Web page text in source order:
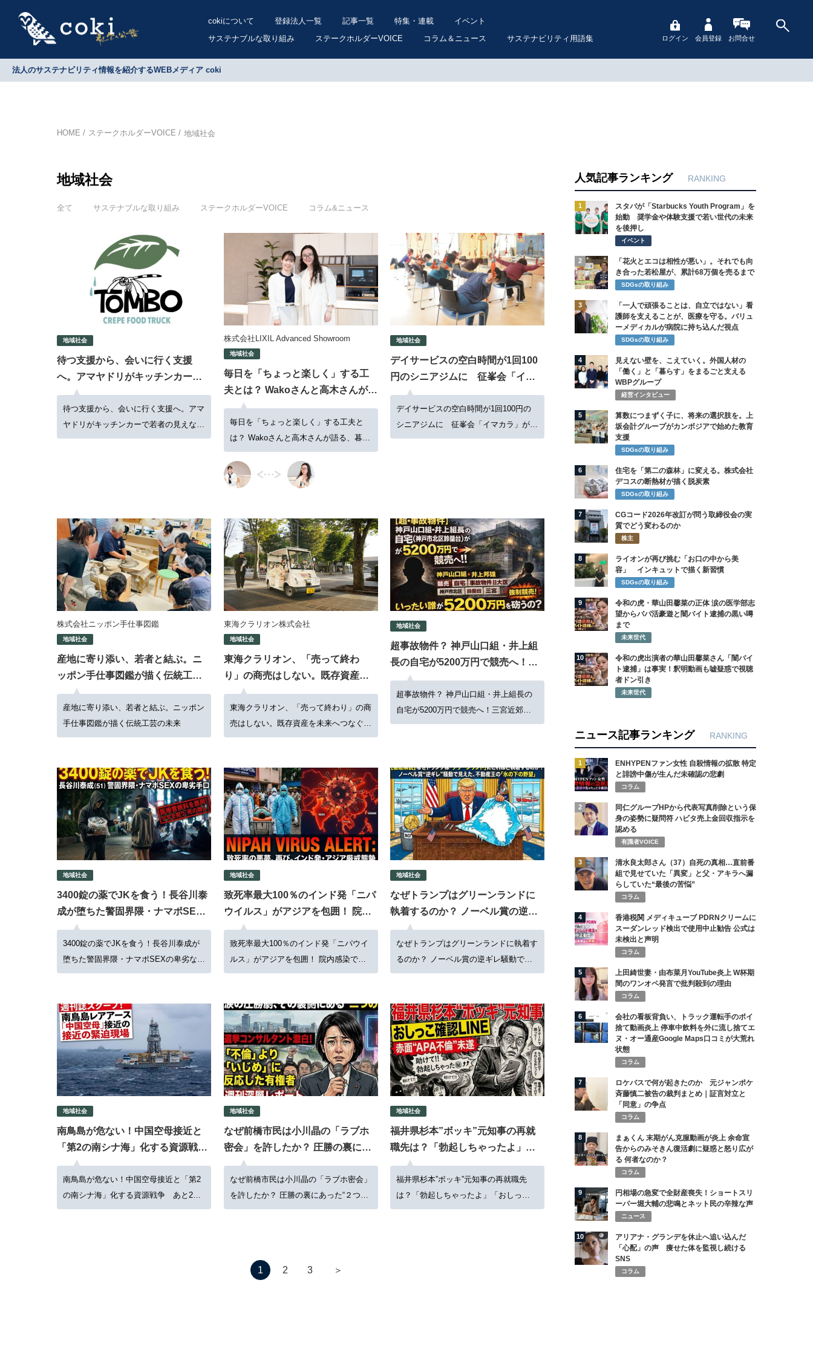
cokiについて 登録法人一覧 記事一覧 特集・連載
イベント
サステナブルな取り組み
ステークホルダーVOICE コラム＆ニュース サステナビリティ用語集 ログイン 会員登録 お問合せ
法人のサステナビリティ情報を紹介するWEBメディア coki
HOME ステークホルダーVOICE 地域社会
地域社会
全て サステナブルな取り組み ステークホルダーVOICE コラム&ニュース
地域社会
待つ支援から、会いに行く支援
へ。アマヤドリがキッチンカーで
若者の見えない孤立に向き合う
待つ支援から、会いに行く支援へ。アマ
ヤドリがキッチンカーで若者の見えない
孤立に向き合う
株式会社LIXIL Advanced Showroom
地域社会
毎日を「ちょっと楽しく」する工
夫とは？ Wakoさんと高木さんが語
る、暮らしと接客のヒント
毎日を「ちょっと楽しく」する工夫と
は？ Wakoさんと高木さんが語る、暮ら
しと接客のヒント
地域社会
デイサービスの空白時間が1回100
円のシニアジムに 征峯会「イマ
カラ」が筑西市で始動
デイサービスの空白時間が1回100円の
シニアジムに 征峯会「イマカラ」が筑
西市で始動
株式会社ニッポン手仕事図鑑
地域社会
産地に寄り添い、若者と結ぶ。ニ
ッポン手仕事図鑑が描く伝統工芸
の未来
産地に寄り添い、若者と結ぶ。ニッポン
手仕事図鑑が描く伝統工芸の未来
東海クラリオン株式会社
地域社会
東海クラリオン、「売って終わ
り」の商売はしない。既存資産を
未来へつなぐ「後付け」のイノベ
ーション
東海クラリオン、「売って終わり」の商
売はしない。既存資産を未来へつなぐ
「後付け」のイノベーション
地域社会
超事故物件？ 神戸山口組・井上組
長の自宅が5200万円で競売へ！三
宮近郊の要塞豪邸は誰が買う？
超事故物件？ 神戸山口組・井上組長の
自宅が5200万円で競売へ！三宮近郊の
要塞豪邸は誰が買う？
地域社会
3400錠の薬でJKを食う！長谷川泰
成が堕ちた警固界隈・ナマポSEX
の卑劣な手口
3400錠の薬でJKを食う！長谷川泰成が
堕ちた警固界隈・ナマポSEXの卑劣な手
口
地域社会
致死率最大100％のインド発「ニパ
ウイルス」がアジアを包囲！ 院内
感染でパンデミックの足音
致死率最大100％のインド発「ニパウイ
ルス」がアジアを包囲！ 院内感染でパ
ンデミックの足音
地域社会
なぜトランプはグリーンランドに
執着するのか？ ノーベル賞の逆ギ
レ騒動で見えた野望
なぜトランプはグリーンランドに執着す
るのか？ ノーベル賞の逆ギレ騒動で見
えた野望
地域社会
南鳥島が危ない！中国空母接近と
「第2の南シナ海」化する資源戦
争 あと2ヶ月で工場が止まる？
南鳥島が危ない！中国空母接近と「第2
の南シナ海」化する資源戦争 あと2ヶ
月で工場が止まる？
地域社会
なぜ前橋市民は小川晶の「ラブホ
密会」を許したか？ 圧勝の裏にあ
った“２つの心理”
なぜ前橋市民は小川晶の「ラブホ密会」
を許したか？ 圧勝の裏にあった“２つの
心理”
地域社会
福井県杉本”ボッキ”元知事の再就
職先は？「勃起しちゃったよ」
「おしっこ？」など卑猥文書1000
本ノックに県民ショック
福井県杉本”ボッキ”元知事の再就職先
は？「勃起しちゃったよ」「おしっ
こ？」など卑猥文書1000本ノックに県
1 2 3 ＞
人気記事ランキング RANKING
1
スタバが「Starbucks Youth Program」を
始動 奨学金や体験支援で若い世代の未来
を後押し
イベント
2
「花火とエコは相性が悪い」。それでも向
き合った若松屋が、累計68万個を売るまで
SDGsの取り組み
3
「一人で頑張ることは、自立ではない」看
護師を支えることが、医療を守る。バリュ
ーメディカルが病院に持ち込んだ視点
SDGsの取り組み
4
見えない壁を、こえていく。外国人材の
「働く」と「暮らす」をまるごと支える
WBPグループ
経営インタビュー
5
算数につまずく子に、将来の選択肢を。上
坂会計グループがカンボジアで始めた教育
支援
SDGsの取り組み
6
住宅を「第二の森林」に変える。株式会社
デコスの断熱材が描く脱炭素
SDGsの取り組み
7
CGコード2026年改訂が問う取締役会の実
質でどう変わるのか
株主
8
ライオンが再び挑む「お口の中から美
容」 インキュットで描く新習慣
SDGsの取り組み
9
令和の虎・華山田馨菜の正体 涙の医学部志
望からパパ活豪遊と闇バイト逮捕の黒い噂
まで
未来世代
10
令和の虎出演者の華山田馨菜さん「闇バイ
ト逮捕」は事実！釈明動画も嘘疑惑で視聴
者ドン引き
未来世代
ニュース記事ランキング RANKING
1
ENHYPENファン女性 自殺情報の拡散 特定
と誹謗中傷が生んだ未確認の悲劇
コラム
2
同仁グループHPから代表写真削除という保
身の姿勢に疑問符 ハビタ売上金回収指示を
認める
有識者VOICE
3
清水良太郎さん（37）自死の真相…直前番
組で見せていた「異変」と父・アキラへ漏
らしていた“最後の苦悩”
コラム
4
香港税関 メディキューブ PDRNクリームに
スーダンレッド検出で使用中止勧告 公式は
未検出と声明
コラム
5
上田綺世妻・由布菜月YouTube炎上 W杯期
間のワンオペ発言で批判殺到の理由
コラム
6
会社の看板背負い、トラック運転手のポイ
捨て動画炎上 停車中飲料を外に流し捨てエ
ヌ・オー通産Google Maps口コミが大荒れ
状態
コラム
7
ロケバスで何が起きたのか 元ジャンポケ
斉藤慎二被告の裁判まとめ｜証言対立と
「同意」の争点
コラム
8
まぁくん 末期がん克服動画が炎上 余命宣
告からのみそきん復活劇に疑惑と怒り広が
る 何者なのか？
コラム
9
円相場の急変で全財産喪失！ショートスリ
ーパー堀大輔の悲鳴とネット民の辛辣な声
ニュース
10
アリアナ・グランデを休止へ追い込んだ
「心配」の声 痩せた体を監視し続ける
SNS
コラム